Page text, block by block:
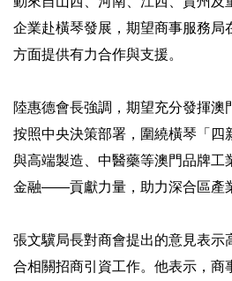
企業赴橫琴發展，期望商事服務局
方面提供有力合作與支援。
陸惠德會長強調，期望充分發揮澳
按照中央決策部署，圍繞橫琴「
與高端製造、中醫藥等澳門品牌工
金融——貢獻力量，助力深合區產
張文驥局長對商會提出的意見表示
合相關招商引資工作。他表示，商